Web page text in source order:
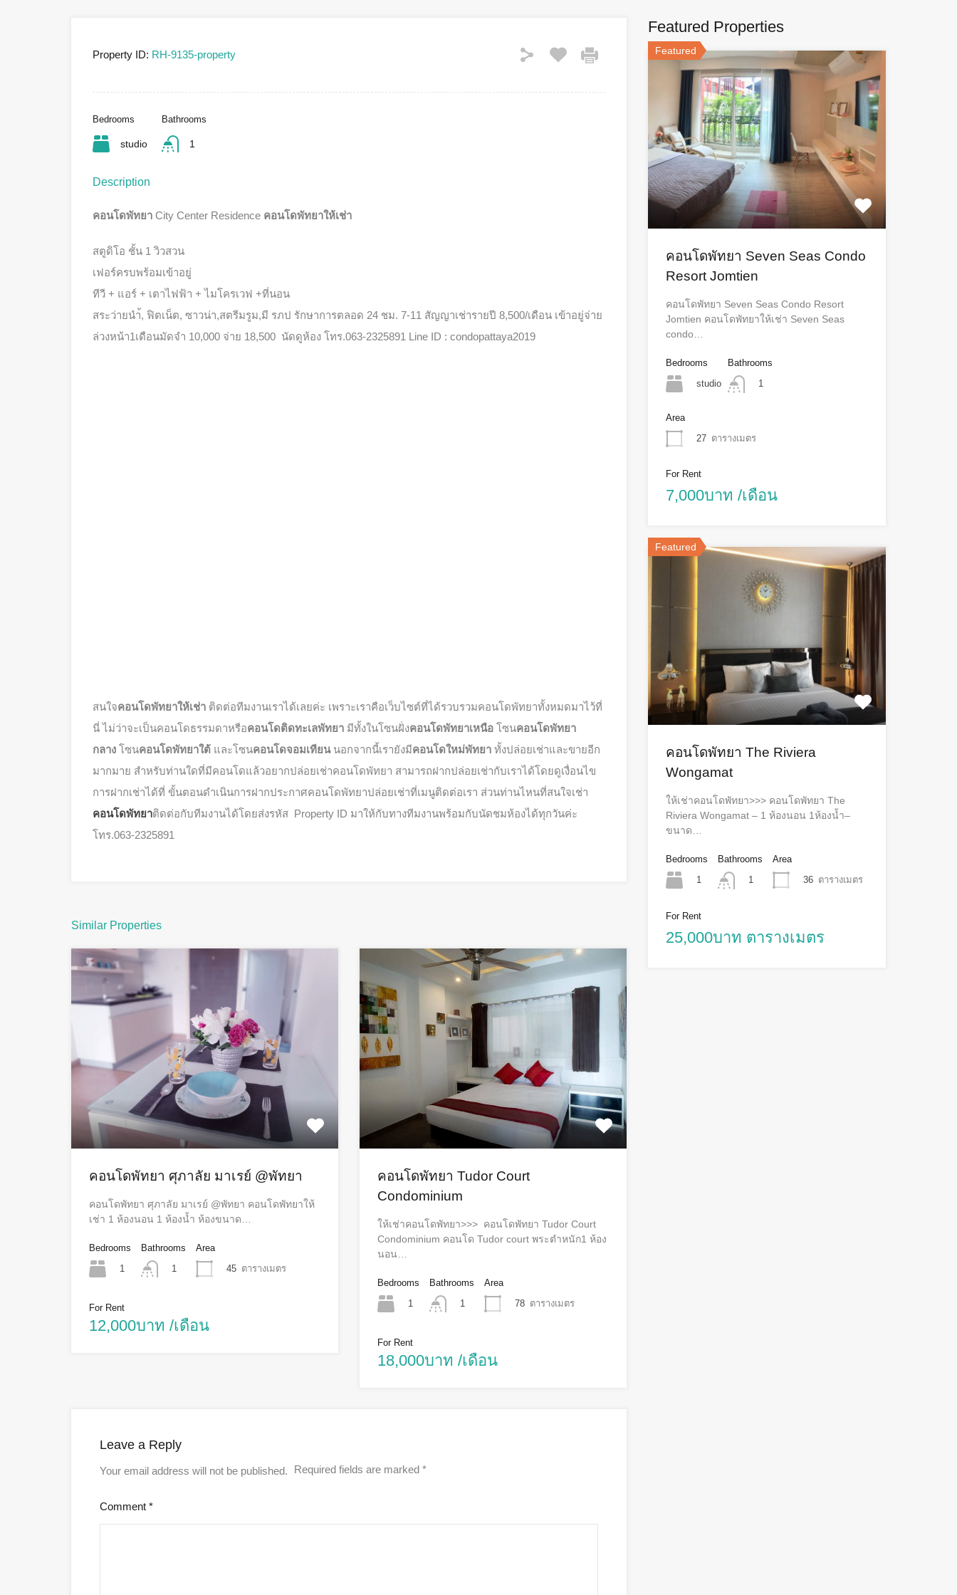
Property ID: RH-9135-property
Bedrooms
studio
Bathrooms
1
Description
คอนโดพัทยา City Center Residence คอนโดพัทยาให้เช่า
สตูดิโอ ชั้น 1 วิวสวน
เฟอร์ครบพร้อมเข้าอยู่
ทีวี + แอร์ + เตาไฟฟ้า + ไมโครเวฟ +ที่นอน
สระว่ายนำ้, ฟิตเน็ต, ซาวน่า,สตรีมรูม,มี รภป รักษาการตลอด 24 ชม. 7-11 สัญญาเช่ารายปี 8,500/เดือน เข้าอยู่จ่าย
ล่วงหน้า1เดือนมัดจำ 10,000 จ่าย 18,500 นัดดูห้อง โทร.063-2325891 Line ID : condopattaya2019
สนใจคอนโดพัทยาให้เช่า ติดต่อทีมงานเราได้เลยค่ะ เพราะเราคือเว็บไซต์ที่ได้รวบรวมคอนโดพัทยาทั้งหมดมาไว้ที่
นี่ ไม่ว่าจะเป็นคอนโดธรรมดาหรือคอนโดติดทะเลพัทยา มีทั้งในโซนฝั่งคอนโดพัทยาเหนือ โซนคอนโดพัทยา
กลาง โซนคอนโดพัทยาใต้ และโซนคอนโดจอมเทียน นอกจากนี้เรายังมีคอนโดใหม่พัทยา ทั้งปล่อยเช่าและขายอีก
มากมาย สำหรับท่านใดที่มีคอนโดแล้วอยากปล่อยเช่าคอนโดพัทยา สามารถฝากปล่อยเช่ากับเราได้โดยดูเงื่อนไข
การฝากเช่าได้ที่ ขั้นตอนดำเนินการฝากประกาศคอนโดพัทยาปล่อยเช่าที่เมนูติดต่อเรา ส่วนท่านไหนที่สนใจเช่า
คอนโดพัทยาติดต่อกับทีมงานได้โดยส่งรหัส Property ID มาให้กับทางทีมงานพร้อมกับนัดชมห้องได้ทุกวันค่ะ
โทร.063-2325891
Similar Properties
คอนโดพัทยา ศุภาลัย มาเรย์ @พัทยา
คอนโดพัทยา ศุภาลัย มาเรย์ @พัทยา คอนโดพัทยาให้
เช่า 1 ห้องนอน 1 ห้องน้ำ ห้องขนาด…
Bedrooms
1
Bathrooms
1
Area
45 ตารางเมตร
For Rent
12,000บาท /เดือน
คอนโดพัทยา Tudor Court
Condominium
ให้เช่าคอนโดพัทยา>>> คอนโดพัทยา Tudor Court
Condominium คอนโด​ Tudor court พระตำหนัก​1 ห้อง
นอน​…
Bedrooms
1
Bathrooms
1
Area
78 ตารางเมตร
For Rent
18,000บาท /เดือน
Leave a Reply
Your email address will not be published. Required fields are marked *
Comment *
Featured Properties
Featured
คอนโดพัทยา Seven Seas Condo
Resort Jomtien
คอนโดพัทยา Seven Seas Condo Resort
Jomtien คอนโดพัทยาให้เช่า Seven Seas
condo…
Bedrooms
studio
Bathrooms
1
Area
27 ตารางเมตร
For Rent
7,000บาท /เดือน
Featured
คอนโดพัทยา The Riviera
Wongamat
ให้เช่าคอนโดพัทยา>>> คอนโดพัทยา The
Riviera Wongamat – 1 ห้องนอน 1ห้องน้ำ–
ขนาด…
Bedrooms
1
Bathrooms
1
Area
36 ตารางเมตร
For Rent
25,000บาท ตารางเมตร